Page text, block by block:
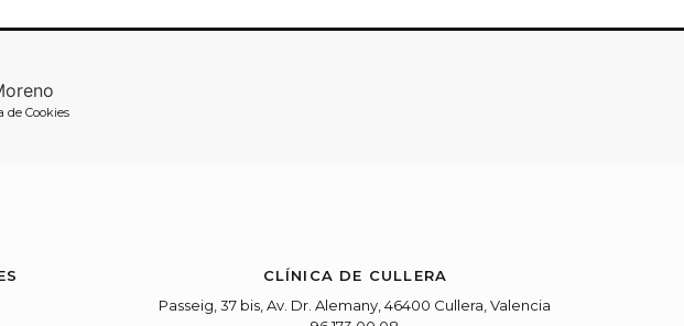
de Cookies
CLÍNICA DE CULLERA
Passeig, 37 bis, Av. Dr. Alemany, 46400 Cullera, Valencia